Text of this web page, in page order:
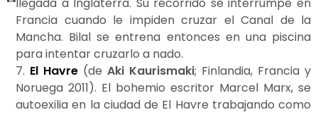
Francia cuando le impiden cruzar el Canal de la
Mancha. Bilal se entrena entonces en una piscina
para intentar cruzarlo a nado.
7. El Havre (de Aki Kaurismaki; Finlandia, Francia y
Noruega 2011). El bohemio escritor Marcel Marx, se
autoexilia en la ciudad de El Havre trabajando como